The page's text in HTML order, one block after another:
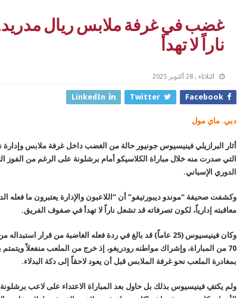
غضب في غرفة ملابس ريال
ناراً لا تهدأ
الثلاثاء , 28 أكتوبر 2025
Facebook
Twitter
LinkedIn
دبي. ماي مول
أثار البرازيلي فينيسيوس جونيور حالة من الغضب داخل غرفة ملابس
الدوري الإسباني.
وكشفت صحيفة “موندو ديبورتيفو” أن “اللاعبون والإدارة يعتبرون ما فعله
معاقبته إدارياً، لكون تصرفاته قد تشعل ناراً لا تهدأ في صفوف الفريق.
وكان فينيسيوس (25 عاماً) قد بالغ في ردة فعله الغاضبة من قرار
70 من المباراة، وإشراك مواطنه رودريغو، إذ خرج من الملعب منفعلاً
بمغادرة الملعب نحو غرفة الملابس قبل أن يعود لاحقاً إلى دكة البدلاء.
ولم يكتفِ فينيسيوس بذلك بل حاول بعد المباراة الاعتداء على لاعب